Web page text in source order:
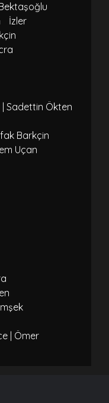
İzler
| Sadettin Ökten
Barkçin
Uçan
| Ömer